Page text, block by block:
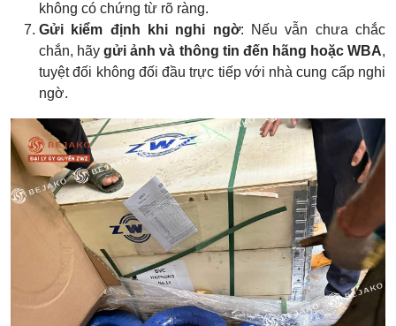
không có chứng từ rõ ràng.
Gửi kiểm định khi nghi ngờ: Nếu vẫn chưa chắc
chắn, hãygửi ảnh và thông tin đến hãng hoặc WBA,
tuyệt đối không đối đầu trực tiếp với nhà cung cấp nghi
ngờ.